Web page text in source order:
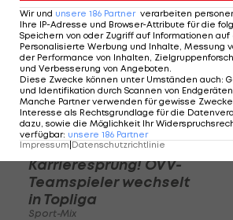
Karrieresprung! ÖVV-
Teamspieler wechselt
in Topliga
Sport-Mix
Wir und unsere 186 Partner verarbeiten
Ihre IP-Adresse und Browser-Attribute für die
Speichern von oder Zugriff auf Informationen
Personalisierte Werbung und Inhalte, Messung
der Performance von Inhalten,
und Verbesserung von Angeboten.
Diese Zwecke können unter Umständen auch:
und Identifikation durch Scannen von Endgeräten
Manche Partner verwenden für gewisse
Interesse als Rechtsgrundlage für die
dazu, sowie die Möglichkeit Ihr
verfügbar: unsere 186 Partner
Impressum Datenschutzrichtlinie